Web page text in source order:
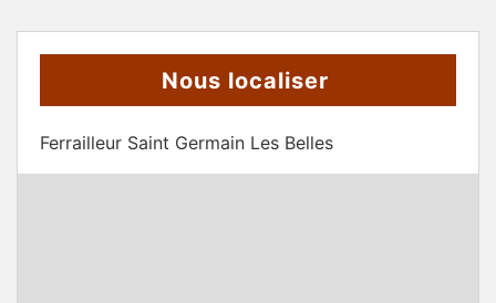
Nous localiser
Ferrailleur Saint Germain Les Belles